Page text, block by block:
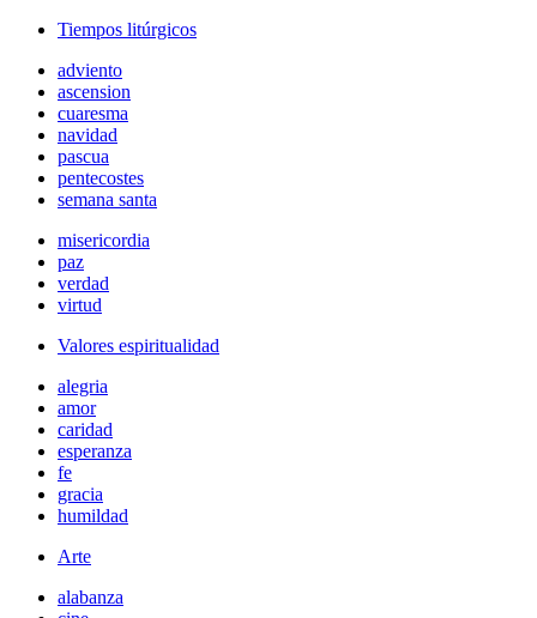
Tiempos litúrgicos
adviento
ascension
cuaresma
navidad
pascua
pentecostes
semana santa
misericordia
paz
verdad
virtud
Valores espiritualidad
alegria
amor
caridad
esperanza
fe
gracia
humildad
Arte
alabanza